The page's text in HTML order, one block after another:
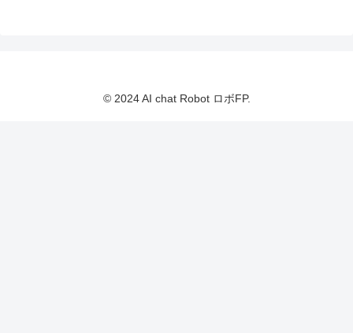
© 2024 AI chat Robot ロボFP.